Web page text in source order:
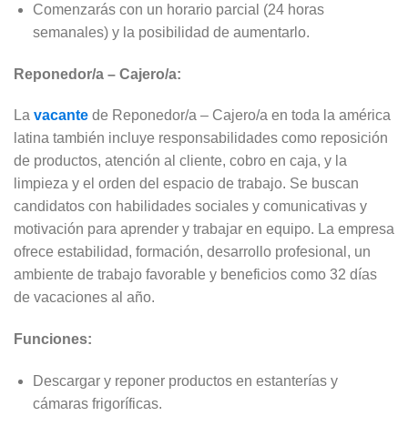
Comenzarás con un horario parcial (24 horas
semanales) y la posibilidad de aumentarlo.
Reponedor/a – Cajero/a:
La vacante de Reponedor/a – Cajero/a en toda la américa
latina también incluye responsabilidades como reposición
de productos, atención al cliente, cobro en caja, y la
limpieza y el orden del espacio de trabajo. Se buscan
candidatos con habilidades sociales y comunicativas y
motivación para aprender y trabajar en equipo. La empresa
ofrece estabilidad, formación, desarrollo profesional, un
ambiente de trabajo favorable y beneficios como 32 días
de vacaciones al año.
Funciones:
Descargar y reponer productos en estanterías y
cámaras frigoríficas.